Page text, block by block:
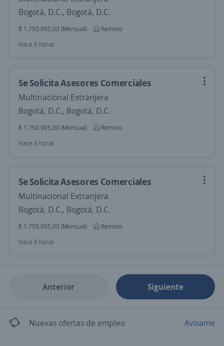
Bogotá, D.C., Bogotá, D.C.
$ 1.750.905,00 (Mensual)
Remoto
Hace 6 horas
Se Solicita Asesores Comerciales
Multinacional Extranjera
Bogotá, D.C., Bogotá, D.C.
$ 1.750.905,00 (Mensual)
Remoto
Hace 6 horas
Se Solicita Asesores Comerciales
Multinacional Extranjera
Bogotá, D.C., Bogotá, D.C.
$ 1.750.905,00 (Mensual)
Remoto
Hace 6 horas
Anterior Siguiente
Nuevas ofertas de empleo Avísame